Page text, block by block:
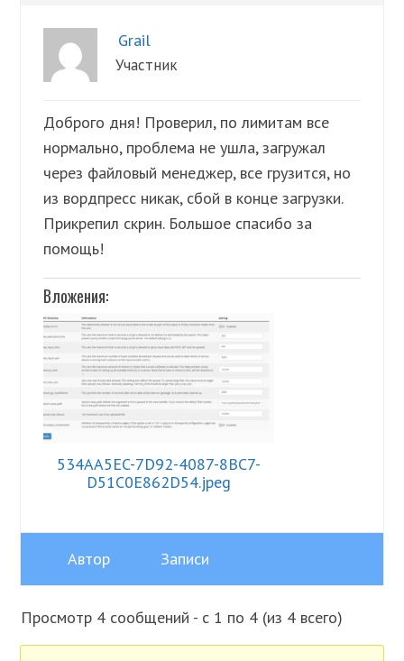
Grail
Участник
Доброго дня! Проверил, по лимитам все
нормально, проблема не ушла, загружал
через файловый менеджер, все грузится, но
из вордпресс никак, сбой в конце загрузки.
Прикрепил скрин. Большое спасибо за
помощь!
Вложения:
534AA5EC-7D92-4087-8BC7-
D51C0E862D54.jpeg
Автор Записи
Просмотр 4 сообщений - с 1 по 4 (из 4 всего)